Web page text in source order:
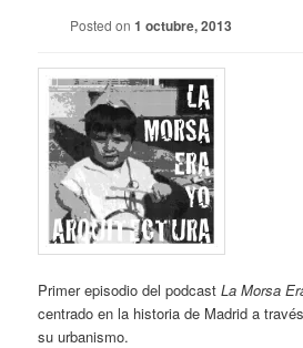
Posted on 1 octubre, 2013
Primer episodio del podcastLa Morsa
centrado en la historia de Madrid a
su urbanismo.